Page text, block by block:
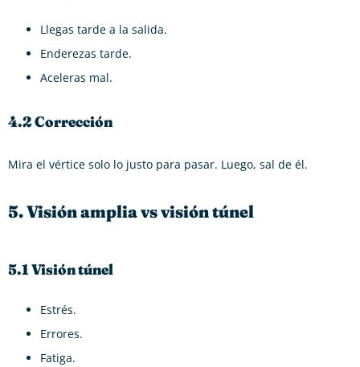
Llegas tarde a la salida.
Enderezas tarde.
Aceleras mal.
4.2 Corrección
Mira el vértice solo lo justo para pasar. Luego, sal de él.
5. Visión amplia vs visión túnel
5.1 Visión túnel
Estrés.
Errores.
Fatiga.